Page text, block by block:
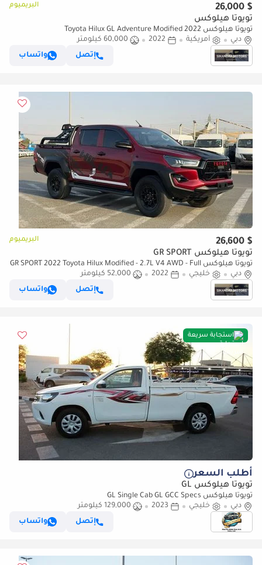
$ 26,000 البريميوم
تويوتا هيلوكس
تويوتا هيلوكس 2022 Toyota Hilux GL Adventure Modified
دبي
أمريكية 2022
60,000 كيلومتر
إتصل
واتساب
$ 26,600 البريميوم
تويوتا هيلوكس GR SPORT
تويوتا هيلوكس GR SPORT 2022 Toyota Hilux Modified - 2.7L V4 AWD - Full
Off Road Rollbar - Rear CAM & Multi Media - Special
دبي خليجي 2022
52,000 كيلومتر
إتصل
واتساب
استجابة سريعة
أطلب السعر
تويوتا هيلوكس GL
تويوتا هيلوكس GL Single Cab GL GCC Specs
دبي
خليجي 2023
129,000 كيلومتر
إتصل
واتساب